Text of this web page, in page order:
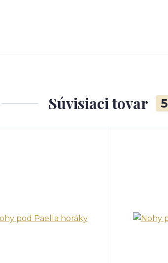
Súvisiaci tovar 5